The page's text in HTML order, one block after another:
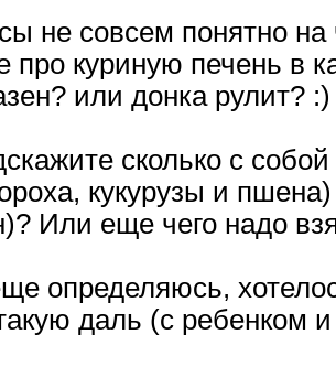
не совсем понятно
про куриную печень в
или донка рулит? :)
сколько с
кукурузы и
Или еще чего надо
определяюсь,
даль (с ребенком